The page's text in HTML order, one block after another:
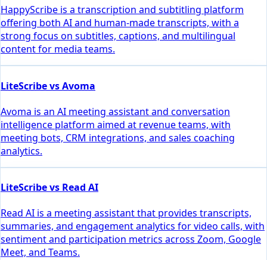
HappyScribe is a transcription and subtitling platform
offering both AI and human-made transcripts, with a
strong focus on subtitles, captions, and multilingual
content for media teams.
LiteScribe vs Avoma
Avoma is an AI meeting assistant and conversation
intelligence platform aimed at revenue teams, with
meeting bots, CRM integrations, and sales coaching
analytics.
LiteScribe vs Read AI
Read AI is a meeting assistant that provides transcripts,
summaries, and engagement analytics for video calls, with
sentiment and participation metrics across Zoom, Google
Meet, and Teams.